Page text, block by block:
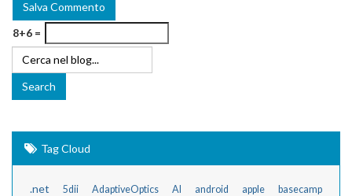
8+6 =
Tag Cloud
.net 5dii AdaptiveOptics AI android apple basecamp